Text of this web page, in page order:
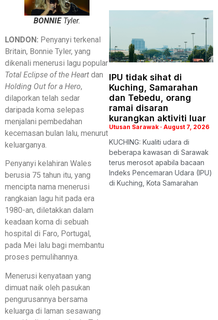
BONNIE Tyler.
LONDON: Penyanyi terkenal
Britain, Bonnie Tyler, yang
dikenali menerusi lagu popular
Total Eclipse of the Heart dan
Holding Out for a Hero,
dilaporkan telah sedar
daripada koma selepas
menjalani pembedahan
kecemasan bulan lalu, menurut
keluarganya.
Penyanyi kelahiran Wales
berusia 75 tahun itu, yang
mencipta nama menerusi
rangkaian lagu hit pada era
1980-an, diletakkan dalam
keadaan koma di sebuah
hospital di Faro, Portugal,
pada Mei lalu bagi membantu
proses pemulihannya.
Menerusi kenyataan yang
dimuat naik oleh pasukan
pengurusannya bersama
keluarga di laman sesawang
IPU tidak sihat di
Kuching, Samarahan
dan Tebedu, orang
ramai disaran
kurangkan aktiviti luar
Utusan Sarawak August 7, 2026
KUCHING: Kualiti udara di
beberapa kawasan di Sarawak
terus merosot apabila bacaan
Indeks Pencemaran Udara (IPU)
di Kuching, Kota Samarahan